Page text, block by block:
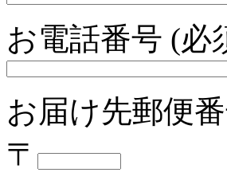
お電話番号 (必
お届け先郵便
〒